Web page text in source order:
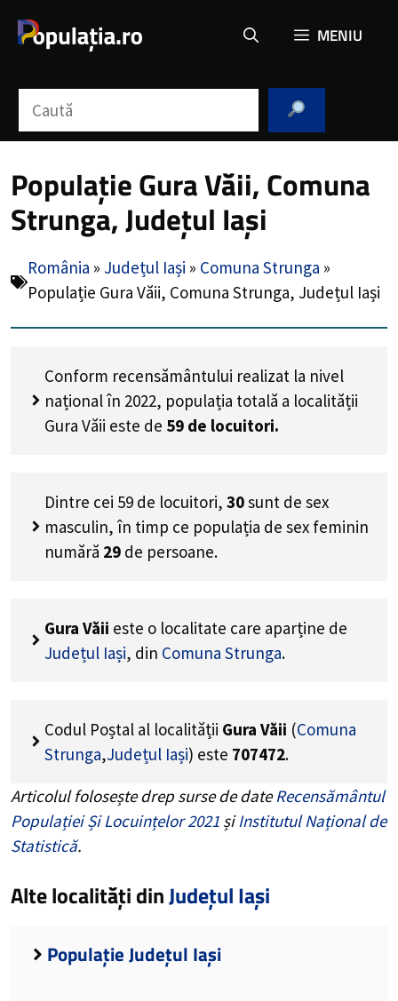
MENIU
Populație Gura Văii, Comuna
Strunga, Județul Iași
România » Județul Iași » Comuna Strunga »
Populație Gura Văii, Comuna Strunga, Județul Iași
Conform recensământului realizat la nivel
național în 2022, populația totală a localității
Gura Văii este de 59 de locuitori.
Dintre cei 59 de locuitori, 30sunt de sex
masculin, în timp ce populația de sex feminin
numără 29 de persoane.
Gura Văii este o localitate care aparține de
Județul Iași, din Comuna Strunga.
Codul Poștal al localității Gura Văii (Comuna
Strunga,Județul Iași) este 707472.
Articolul folosește drep surse de dateRecensământul
Populației Și Locuințelor 2021 șiInstitutul Național de
Statistică.
Alte localități dinJudețul Iași
Populație Județul Iași